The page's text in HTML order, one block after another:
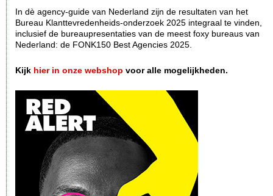
In dè agency-guide van Nederland zijn de resultaten van het
Bureau Klanttevredenheids-onderzoek 2025 integraal te vinden,
inclusief de bureaupresentaties van de meest foxy bureaus van
Nederland: de FONK150 Best Agencies 2025.
Kijk hier in onze webshop voor alle mogelijkheden.